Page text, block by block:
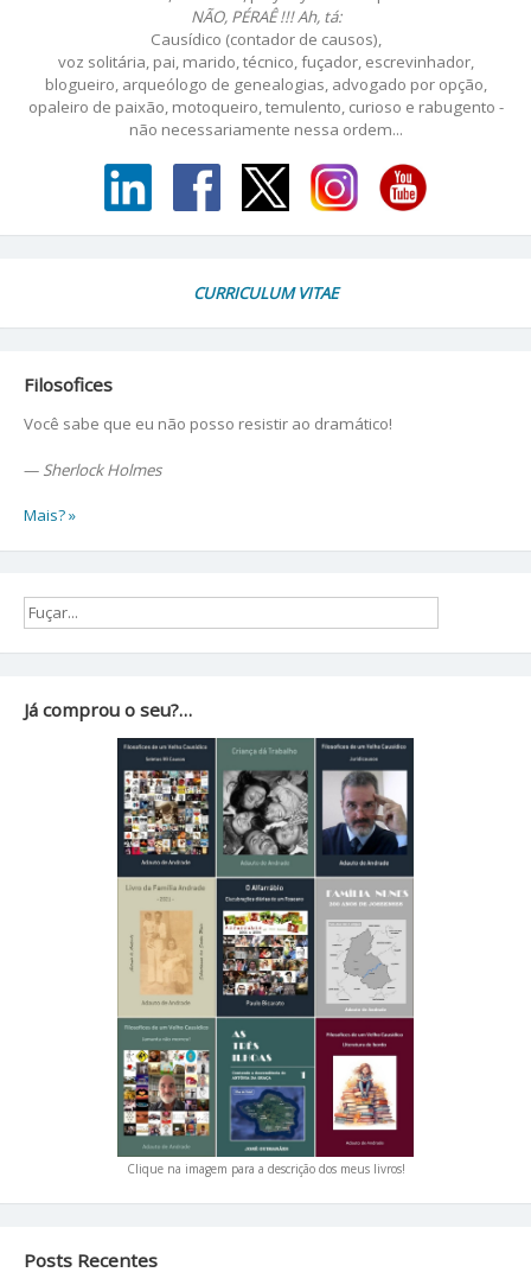
NÃO, PÉRAÊ !!! Ah, tá:
Causídico (contador de causos),
voz solitária, pai, marido, técnico, fuçador, escrevinhador,
blogueiro, arqueólogo de genealogias, advogado por opção,
opaleiro de paixão, motoqueiro, temulento, curioso e rabugento -
não necessariamente nessa ordem...
CURRICULUM VITAE
Filosofices
Você sabe que eu não posso resistir ao dramático!
— Sherlock Holmes
Mais? »
Já comprou o seu?…
Clique na imagem para a descrição dos meus livros!
Posts Recentes